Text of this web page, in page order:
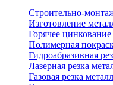
Строительно-
Изготовление
Горячее цинкование
Полимерная
Гидроабразивная
Лазерная резка
Газовая резка